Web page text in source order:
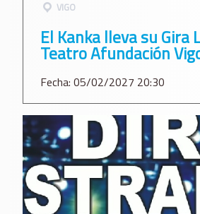
VIGO
El Kanka lleva su Gira
Teatro Afundación
Fecha: 05/02/2027 20:30